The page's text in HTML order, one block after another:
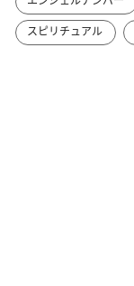
スピリチュアル